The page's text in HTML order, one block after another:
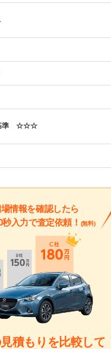
準 ☆☆☆
情報を確認したら
秒入力で査定依頼！ (無料)
積もりを比較して